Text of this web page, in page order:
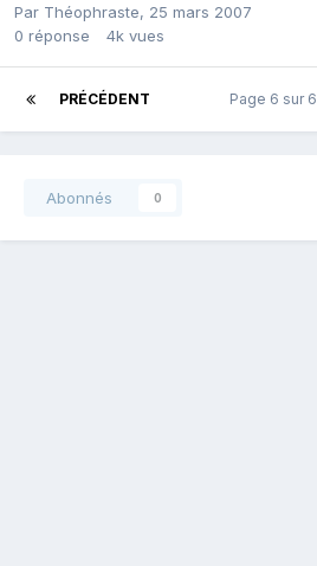
Par Théophraste, 25 mars 2007
0 réponse 4k vues
PRÉCÉDENT Page 6 sur 6
Abonnés 0